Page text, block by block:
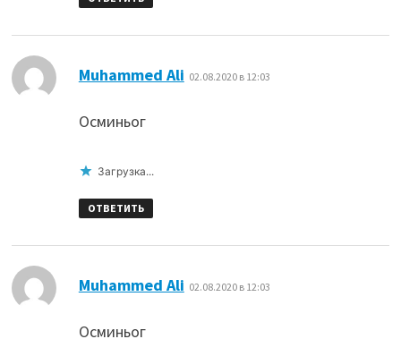
Muhammed Ali 02.08.2020 в 12:03
Осминьог
Загрузка...
ОТВЕТИТЬ
Muhammed Ali 02.08.2020 в 12:03
Осминьог